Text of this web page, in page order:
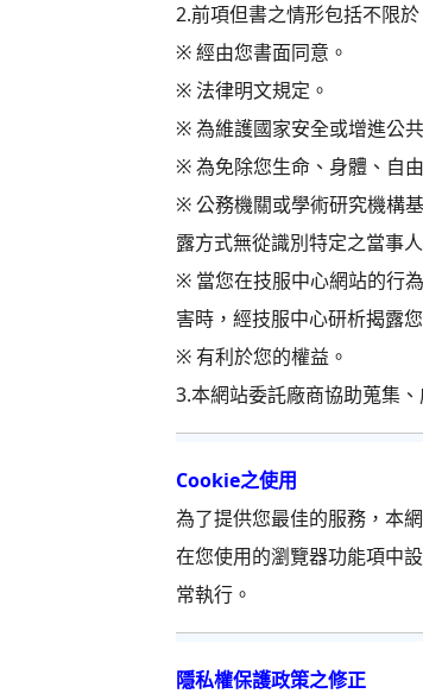
2.前項但書之情形包括不限於
※ 經由您書面同意。
※ 法律明文規定。
※ 為維護國家安全或增進公
※ 為免除您生命、身體、自
※ 公務機關或學術研究機構
露方式無從識別特定之當事人
※ 當您在技服中心網站的行
害時，經技服中心研析揭露
※ 有利於您的權益。
3.本網站委託廠商協助蒐集
Cookie之使用
為了提供您最佳的服務，本
在您使用的瀏覽器功能項中
常執行。
隱私權保護政策之修正